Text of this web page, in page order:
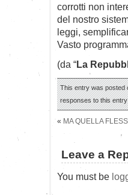
corrotti non
del nostro
leggi,
Vasto
(da “La
This entry was posted
responses to this
« MA QUELLA
Leave a
You must be